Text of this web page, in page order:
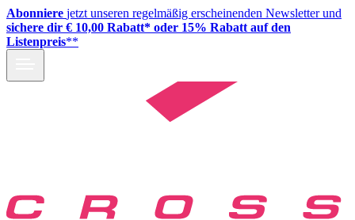
Abonniere jetzt unseren regelmäßig erscheinenden Newsletter und
sichere dir € 10,00 Rabatt* oder 15% Rabatt auf den
Listenpreis**